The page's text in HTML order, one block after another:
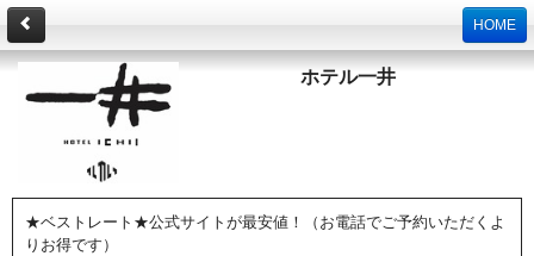
HOME
ホテル一井
★ベストレート★公式サイトが最安値！（お電話でご予約いただくよ
りお得です）